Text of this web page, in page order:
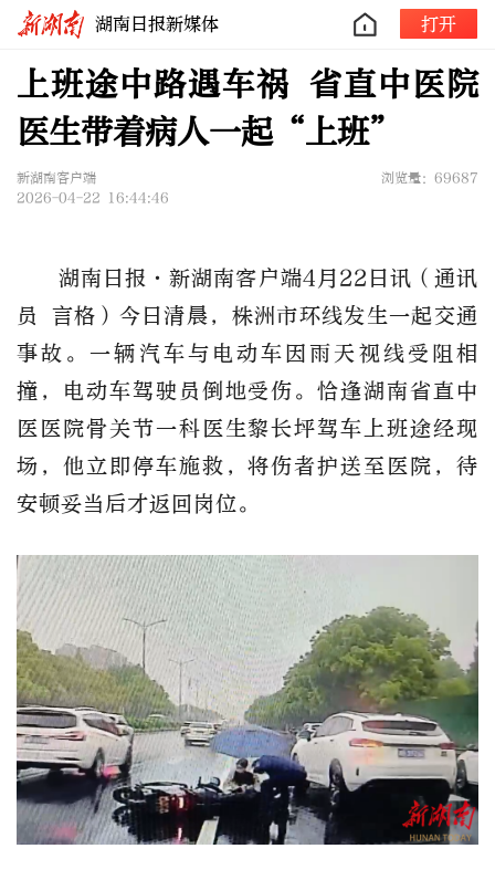
湖南日报新媒体 打开
上班途中路遇车祸 省直中医院
医生带着病人一起“上班”
新湖南客户端
浏览量：69687
2026-04-22 16:44:46
湖南日报·新湖南客户端4月22日讯（通讯
员 言格）今日清晨，株洲市环线发生一起交通
事故。一辆汽车与电动车因雨天视线受阻相
撞，电动车驾驶员倒地受伤。恰逢湖南省直中
医医院骨关节一科医生黎长坪驾车上班途经现
场，他立即停车施救，将伤者护送至医院，待
安顿妥当后才返回岗位。